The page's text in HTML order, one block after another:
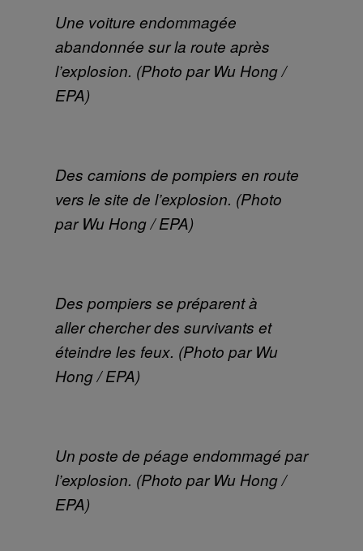
Une voiture endommagée
abandonnée sur la route après
l’explosion. (Photo par Wu Hong /
EPA)
Des camions de pompiers en route
vers le site de l’explosion. (Photo
par Wu Hong / EPA)
Des pompiers se préparent à
aller chercher des survivants et
éteindre les feux. (Photo par Wu
Hong / EPA)
Un poste de péage endommagé par
l’explosion. (Photo par Wu Hong /
EPA)